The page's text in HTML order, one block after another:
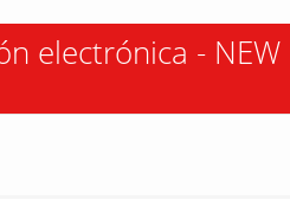
electrónica - NEW